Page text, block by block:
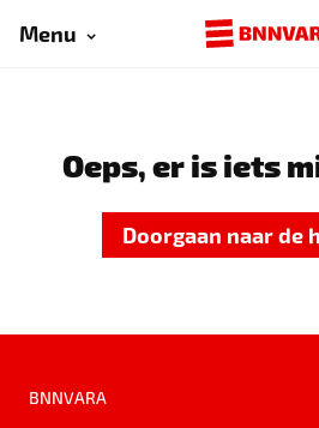
Menu
Oeps, er is iets
Doorgaan naar de
BNNVARA